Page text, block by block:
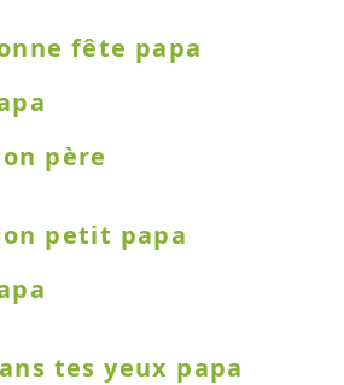
fête papa
père
petit papa
tes yeux papa